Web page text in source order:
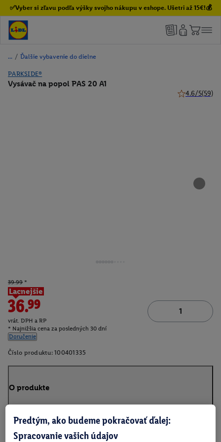
✅Vyber si zľavu podľa výšky svojho nákupu v eshope. Ušetri až 15€!💰
/ Ďalšie vybavenie do dielne
PARKSIDE®
Vysávač na popol PAS 20 A1
4.6/5(59)
39.99 *
Lacnejšie
36.99
vrát. DPH a RP
* Najnižšia cena za posledných 30 dní
Doručenie
Číslo produktu: 100401335
O produkte
Predtým, ako budeme pokračovať ďalej:
Spracovanie vašich údajov